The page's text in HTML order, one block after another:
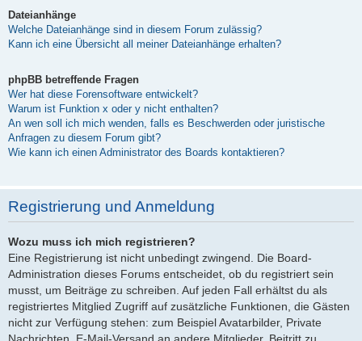
Dateianhänge
Welche Dateianhänge sind in diesem Forum zulässig?
Kann ich eine Übersicht all meiner Dateianhänge erhalten?
phpBB betreffende Fragen
Wer hat diese Forensoftware entwickelt?
Warum ist Funktion x oder y nicht enthalten?
An wen soll ich mich wenden, falls es Beschwerden oder juristische
Anfragen zu diesem Forum gibt?
Wie kann ich einen Administrator des Boards kontaktieren?
Registrierung und Anmeldung
Wozu muss ich mich registrieren?
Eine Registrierung ist nicht unbedingt zwingend. Die Board-
Administration dieses Forums entscheidet, ob du registriert sein
musst, um Beiträge zu schreiben. Auf jeden Fall erhältst du als
registriertes Mitglied Zugriff auf zusätzliche Funktionen, die Gästen
nicht zur Verfügung stehen: zum Beispiel Avatarbilder, Private